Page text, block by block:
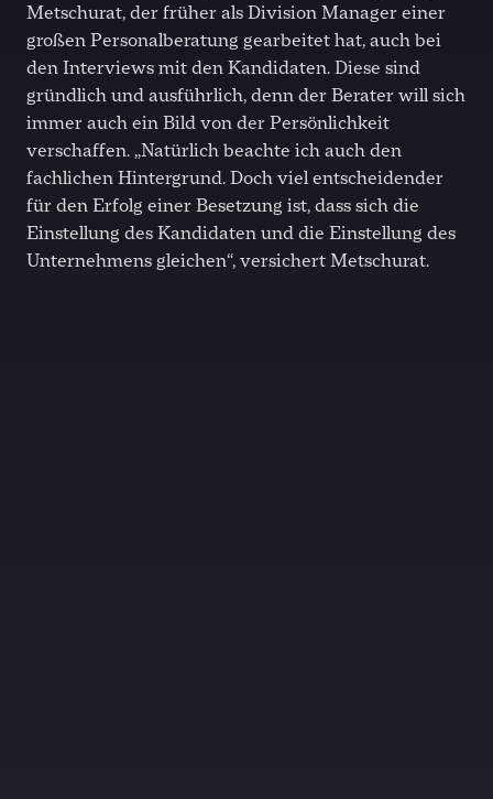
Metschurat, der früher als Division Manager einer
großen Personalberatung gearbeitet hat, auch bei
den Interviews mit den Kandidaten. Diese sind
gründlich und ausführlich, denn der Berater will sich
immer auch ein Bild von der Persönlichkeit
verschaffen. „Natürlich beachte ich auch den
fachlichen Hintergrund. Doch viel entscheidender
für den Erfolg einer Besetzung ist, dass sich die
Einstellung des Kandidaten und die Einstellung des
Unternehmens gleichen“, versichert Metschurat.